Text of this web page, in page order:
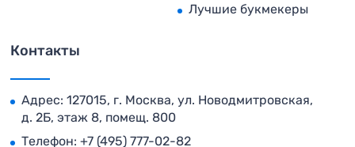
Лучшие букмекеры
Контакты
Адрес: 127015, г. Москва, ул. Новодмитровская,
д. 2Б, этаж 8, помещ. 800
Телефон: +7 (495) 777-02-82